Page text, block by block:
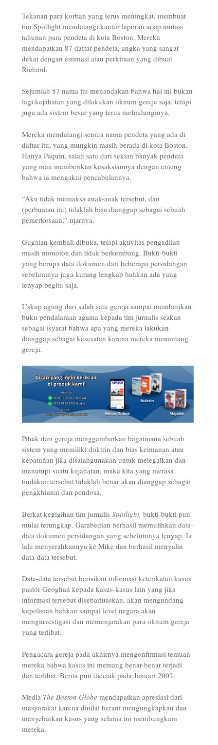
Tekanan para korban yang terus meningkat, membuat
tim Spotlight mendatangi kantor laporan arsip mutasi
tahunan para pendeta di kota Boston. Mereka
mendapatkan 87 daftar pendeta, angka yang sangat
dekat dengan estimasi atau perkiraan yang dibuat
Richard.
Sejumlah 87 nama itu menandakan bahwa hal ini bukan
lagi kejahatan yang dilakukan oknum gereja saja, tetapi
juga ada sistem besar yang terus melindunginya.
Mereka mendatangi semua nama pendeta yang ada di
daftar itu, yang mungkin masih berada di kota Boston.
Hanya Paquin, salah satu dari sekian banyak pendeta
yang mau memberikan kesaksiannya dengan enteng
bahwa ia mengakui pencabulannya.
“Aku tidak memaksa anak-anak tersebut, dan
(perbuatan itu) tidaklah bisa dianggap sebagai sebuah
pemerkosaan,” ujarnya.
Gugatan kembali dibuka, tetapi aktivitas pengadilan
masih monoton dan tidak berkembang. Bukti-bukti
yang berupa data dokumen dari beberapa persidangan
sebelumnya juga kurang lengkap bahkan ada yang
lenyap begitu saja.
Uskup agung dari salah satu gereja sampai memberikan
buku pendalaman agama kepada tim jurnalis seakan
sebagai isyarat bahwa apa yang mereka lakukan
dianggap sebagai kesesatan karena mereka menantang
gereja.
Pihak dari gereja menggambarkan bagaimana sebuah
sistem yang memiliki doktrin dan bias keimanan atau
kepatuhan jika disalahgunakan untuk melegalkan dan
menutupi suatu kejahatan, maka kita yang merasa
tindakan tersebut tidaklah benar akan dianggap sebagai
pengkhianat dan pendosa.
Berkat kegigihan tim jurnalis Spotlight, bukti-bukti pun
mulai terungkap. Garabedian berhasil memulihkan data-
data dokumen persidangan yang sebelumnya lenyap. Ia
lalu menyerahkannya ke Mike dan berhasil menyalin
data-data tersebut.
Data-data tersebut berisikan informasi keterikatan kasus
pastor Geoghan kepada kasus-kasus lain yang jika
informasi tersebut disebarluaskan, akan mengundang
kepolisian bahkan sampai level negara akan
menginvestigasi dan memenjarakan para oknum gereja
yang terlibat.
Pengacara gereja pada akhirnya mengonfirmasi temuan
mereka bahwa kasus ini memang benar-benar terjadi
dan terlihat. Berita pun dicetak pada Januari 2002.
Media The Boston Globe mendapatkan apresiasi dari
masyarakat karena dinilai berani mengungkapkan dan
menyebarkan kasus yang selama ini membungkam
mereka.